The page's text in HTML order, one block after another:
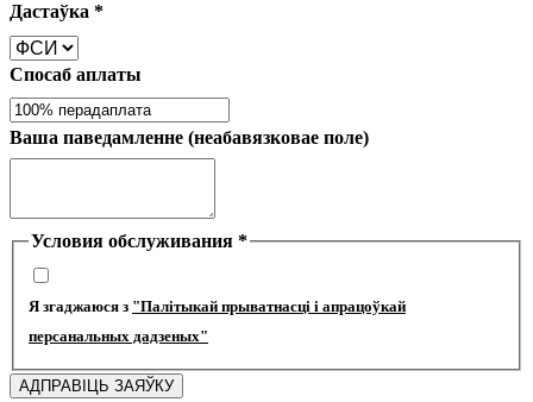
Дастаўка *
Спосаб аплаты
Ваша паведамленне (неабавязковае поле)
Условия обслуживания *
Я згаджаюся з "Палітыкай прыватнасці і апрацоўкай
персанальных дадзеных"
АДПРАВІЦЬ ЗАЯЎКУ